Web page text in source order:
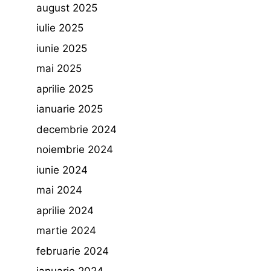
august 2025
iulie 2025
iunie 2025
mai 2025
aprilie 2025
ianuarie 2025
decembrie 2024
noiembrie 2024
iunie 2024
mai 2024
aprilie 2024
martie 2024
februarie 2024